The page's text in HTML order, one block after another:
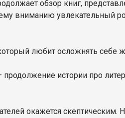
обзор книг,
вниманию увлекательный
любит осложнять себе
продолжение истории про
окажется